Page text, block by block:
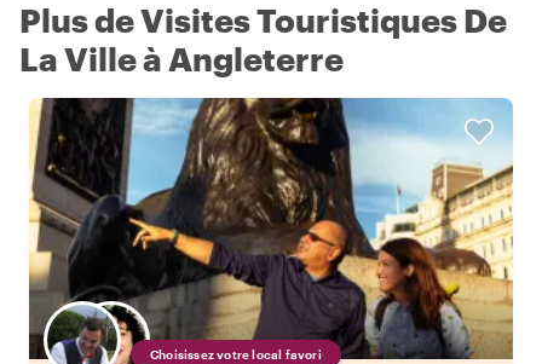
Plus de Visites Touristiques De
La Ville à Angleterre
Choisissez votre local favori